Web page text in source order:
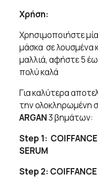
Χρήση:
Χρησιμοποιήστε
μάσκα σε λουσμένα
μαλλιά, αφήστε 5
πολύ καλά
Για καλύτερα
την ολοκληρωμένη
ARGAN3 βημάτων:
Step 1: COIFFANCE
SERUM
Step 2: COIFFANCE